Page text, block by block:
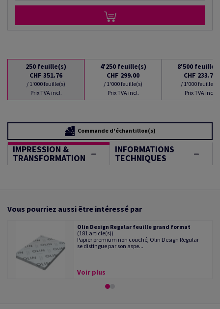
250 feuille(s)
CHF 351.76
/ 1'000 feuille(s)
Prix TVA incl.
4'250 feuille(s)
CHF 299.00
/ 1'000 feuille(s)
Prix TVA incl.
8'500
CHF 233.71
/ 1'000 feuille(s)
Prix TVA incl.
Commande d'échantillon(s)
IMPRESSION &
TRANSFORMATION
INFORMATIONS
TECHNIQUES
Vous pourriez aussi être intéressé par
Olin Design Regular feuille grand format
(181 article(s))
Papier premium non couché, Olin Design Regular
se distingue par son aspe...
Voir plus